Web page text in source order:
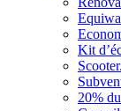
Kit
20%